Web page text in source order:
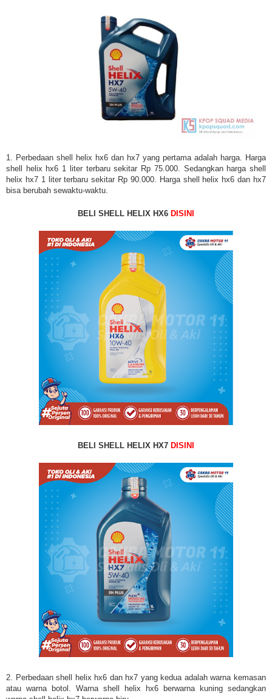
1. Perbedaan shell helix hx6 dan hx7 yang pertama adalah harga. Harga
shell helix hx6 1 liter terbaru sekitar Rp 75.000. Sedangkan harga shell
helix hx7 1 liter terbaru sekitar Rp 90.000. Harga shell helix hx6 dan hx7
bisa berubah sewaktu-waktu.
BELI SHELL HELIX HX6 DISINI
BELI SHELL HELIX HX7 DISINI
2. Perbedaan shell helix hx6 dan hx7 yang kedua adalah warna kemasan
atau warna botol. Warna shell helix hx6 berwarna kuning sedangkan